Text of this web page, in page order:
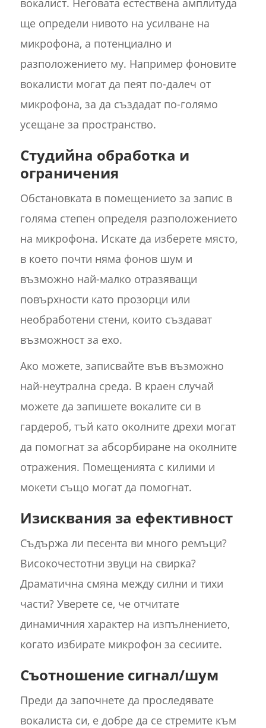
ще определи нивото на усилване на
микрофона, а потенциално и
разположението му. Например фоновите
вокалисти могат да пеят по-далеч от
микрофона, за да създадат по-голямо
усещане за пространство.
Студийна обработка и
ограничения
Обстановката в помещението за запис в
голяма степен определя разположението
на микрофона. Искате да изберете място,
в което почти няма фонов шум и
възможно най-малко отразяващи
повърхности като прозорци или
необработени стени, които създават
възможност за ехо.
Ако можете, записвайте във възможно
най-неутрална среда. В краен случай
можете да запишете вокалите си в
гардероб, тъй като околните дрехи могат
да помогнат за абсорбиране на околните
отражения. Помещенията с килими и
мокети също могат да помогнат.
Изисквания за ефективност
Съдържа ли песента ви много ремъци?
Високочестотни звуци на свирка?
Драматична смяна между силни и тихи
части? Уверете се, че отчитате
динамичния характер на изпълнението,
когато избирате микрофон за сесиите.
Съотношение сигнал/шум
Преди да започнете да проследявате
вокалиста си, е добре да се стремите към